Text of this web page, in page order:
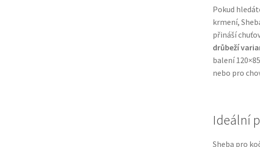
Pokud
krmení,
přináší
drůbeží
balení
nebo pro
Ideální
Sheba pro